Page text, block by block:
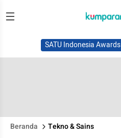
SATU Indonesia Awards
Beranda Tekno & Sains